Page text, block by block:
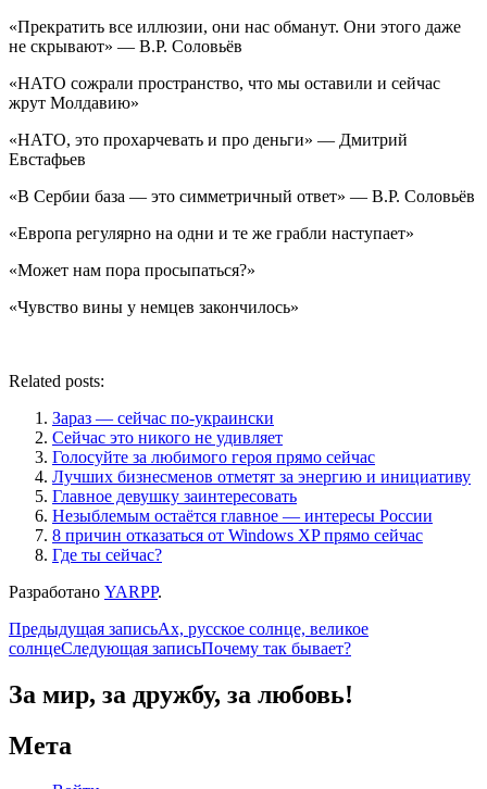
«Прекратить все иллюзии, они нас обманут. Они этого даже
не скрывают» — В.Р. Соловьёв
«НАТО сожрали пространство, что мы оставили и сейчас
жрут Молдавию»
«НАТО, это прохарчевать и про деньги» — Дмитрий
Евстафьев
«В Сербии база — это симметричный ответ» — В.Р. Соловьёв
«Европа регулярно на одни и те же грабли наступает»
«Может нам пора просыпаться?»
«Чувство вины у немцев закончилось»
Related posts:
Зараз — сейчас по-украински
Сейчас это никого не удивляет
Голосуйте за любимого героя прямо сейчас
Лучших бизнесменов отметят за энергию и инициативу
Главное девушку заинтересовать
Незыблемым остаётся главное — интересы России
8 причин отказаться от Windows XP прямо сейчас
Где ты сейчас?
Разработано YARPP.
Навигация
по
записям
Предыдущая записьАх, русское солнце, великое
солнцеСледующая записьПочему так бывает?
За мир, за дружбу, за любовь!
Мета